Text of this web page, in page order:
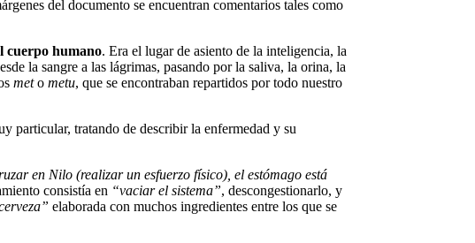
del documento se encuentran comentarios tales como
cuerpo humano. Era el lugar de asiento de la inteligencia, la
la sangre a las lágrimas, pasando por la saliva, la orina, la
meto metu, que se encontraban repartidos por todo nuestro
particular, tratando de describir la enfermedad y su
en Nilo (realizar un esfuerzo físico), el estómago está
consistía en “vaciar el sistema”, descongestionarlo, y
elaborada con muchos ingredientes entre los que se